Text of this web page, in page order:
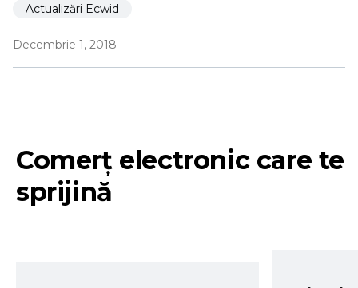
Actualizări Ecwid
Decembrie 1, 2018
Comerț electronic care te
sprijină